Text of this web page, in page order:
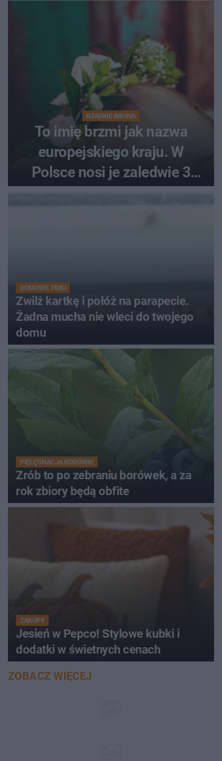
RZADKIE IMIONA
To imię brzmi jak nazwa
europejskiego kraju. W
Polsce nosi je zaledwie 3
kobiety
DOMOWE TRIKI
Zwilż kartkę i połóż na parapecie.
Żadna mucha nie wleci do twojego
domu
PIELĘGNACJA BORÓWKI
Zrób to po zebraniu borówek, a za
rok zbiory będą obfite
ZAKUPY
Jesień w Pepco! Stylowe kubki i
dodatki w świetnych cenach
ZOBACZ WIĘCEJ